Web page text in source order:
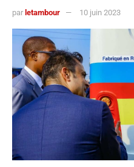
par letambour 10 juin 2023